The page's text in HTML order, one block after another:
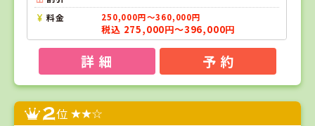
料金
250,000円～360,000円
税込 275,000円～396,000円
詳 細 予 約
2位